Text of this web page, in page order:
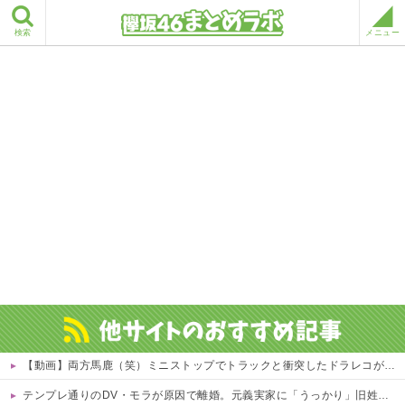
検索 メニュー
【動画】両方馬鹿（笑）ミニストップでトラックと衝突したドラレコが（ノ∇`）
テンプレ通りのDV・モラが原因で離婚。元義実家に「うっかり」旧姓嫁子の名前で、FXや先物の資料請求を送り続けたら…元義実家が電話番号を変更し、借金まみれになっていた話ｗｗｗｗｗ